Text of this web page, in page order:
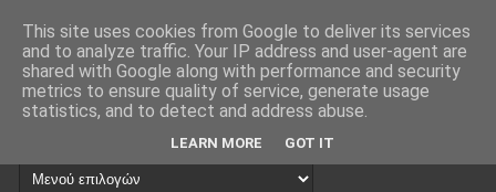
This site uses cookies from Google to deliver its services
and to analyze traffic. Your IP address and user-agent are
shared with Google along with performance and security
metrics to ensure quality of service, generate usage
statistics, and to detect and address abuse.
LEARN MORE GOT IT